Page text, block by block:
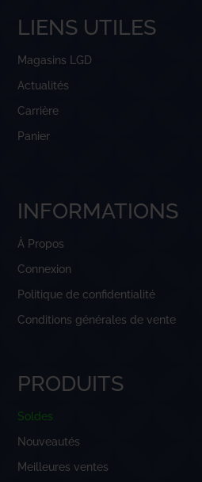
LIENS UTILES
Magasins LGD
Actualités
Carrière
Panier
INFORMATIONS
À Propos
Connexion
Politique de confidentialité
Conditions générales de vente
PRODUITS
Soldes
Nouveautés
Meilleures ventes